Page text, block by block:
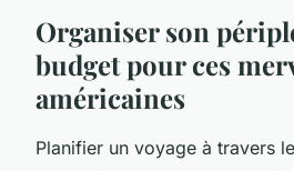
Organiser son
budget pour ces
américaines
Planifier un voyage à travers